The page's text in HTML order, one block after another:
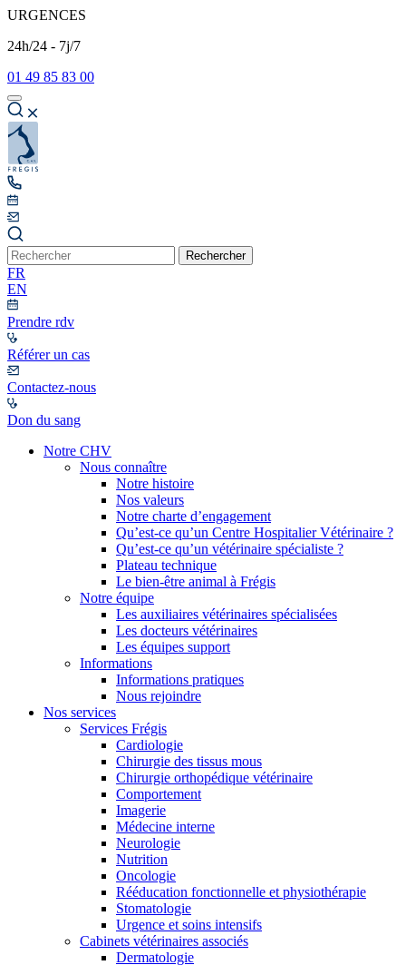
URGENCES
24h/24 - 7j/7
01 49 85 83 00
Rechercher
FR
EN
Prendre rdv
Référer un cas
Contactez-nous
Don du sang
Notre CHV
Nous connaître
Notre histoire
Nos valeurs
Notre charte d’engagement
Qu’est-ce qu’un Centre Hospitalier Vétérinaire ?
Qu’est-ce qu’un vétérinaire spécialiste ?
Plateau technique
Le bien-être animal à Frégis
Notre équipe
Les auxiliaires vétérinaires spécialisées
Les docteurs vétérinaires
Les équipes support
Informations
Informations pratiques
Nous rejoindre
Nos services
Services Frégis
Cardiologie
Chirurgie des tissus mous
Chirurgie orthopédique vétérinaire
Comportement
Imagerie
Médecine interne
Neurologie
Nutrition
Oncologie
Rééducation fonctionnelle et physiothérapie
Stomatologie
Urgence et soins intensifs
Cabinets vétérinaires associés
Dermatologie